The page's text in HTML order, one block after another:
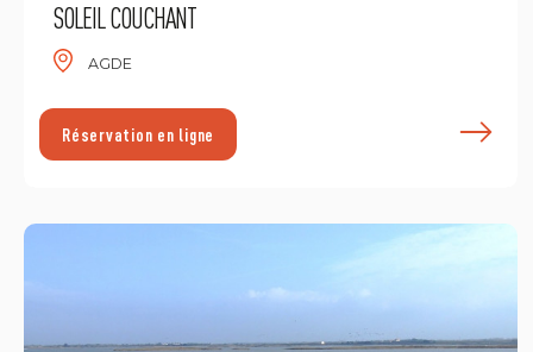
SOLEIL COUCHANT
AGDE
Réservation en ligne